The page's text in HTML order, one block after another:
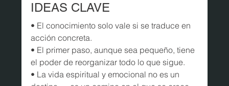
IDEAS CLAVE
• El conocimiento solo vale si se traduce en
acción concreta.
• El primer paso, aunque sea pequeño, tiene
el poder de reorganizar todo lo que sigue.
• La vida espiritual y emocional no es un